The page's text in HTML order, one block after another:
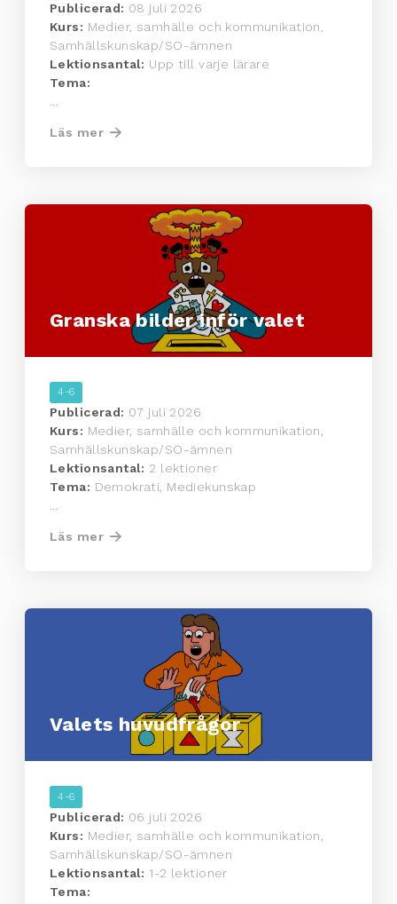
Publicerad: 08 juli 2026
Kurs: Medier, samhälle och kommunikation,
Samhällskunskap/SO-ämnen
Lektionsantal: Upp till varje lärare
Tema:
Läs mer
Granska bilder inför valet
4-6
Publicerad: 07 juli 2026
Kurs: Medier, samhälle och kommunikation,
Samhällskunskap/SO-ämnen
Lektionsantal: 2 lektioner
Tema: Demokrati, Mediekunskap
...
Läs mer
Valets huvudfrågor
4-6
Publicerad: 06 juli 2026
Kurs: Medier, samhälle och kommunikation,
Samhällskunskap/SO-ämnen
Lektionsantal: 1-2 lektioner
Tema: